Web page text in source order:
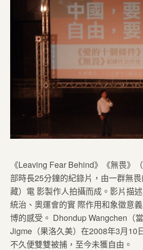
《Leaving Fear Behind》《無畏》
部時長25分鐘的紀錄片，由一群無
藏）電 影製作人拍攝而成。影片描
統治、奧運會的實 際作用和象徵意
博的感受。 Dhondup Wangchen（
Jigme（果洛久美）在2008年3月10
不久便雙雙被捕，至今未獲自由。